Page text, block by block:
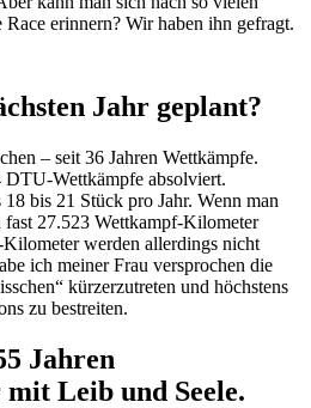
erinnern? Wir haben ihn gefragt.
Jahr geplant?
– seit 36 Jahren Wettkämpfe.
Wettkämpfe absolviert.
18 bis 21 Stück pro Jahr. Wenn man
fast 27.523 Wettkampf-Kilometer
werden allerdings nicht
ich meiner Frau versprochen die
kürzerzutreten und höchstens
zu bestreiten.
Jahren
Leib und Seele.